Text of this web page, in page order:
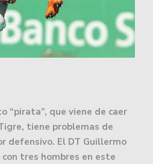
“pirata”, que viene de caer
tiene problemas de
defensivo. El DT Guillermo
tres hombres en este